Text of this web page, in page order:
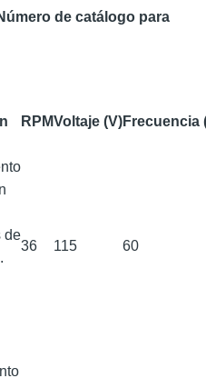
de catálogo para
RPMVoltaje (V)Frecuencia
de
36 115 60